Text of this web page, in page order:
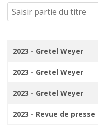
Saisir partie du titre
Titre
2023 - Gretel Weyer
2023 - Gretel Weyer
2023 - Gretel Weyer
2023 - Revue de presse